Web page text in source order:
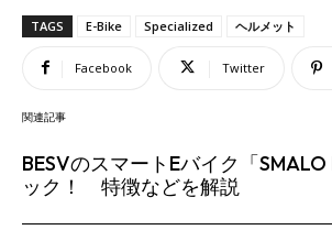
TAGS E-Bike Specialized ヘルメット
Facebook Twitter
関連記事
BESVのスマートEバイク「
ック！ 特徴などを解説